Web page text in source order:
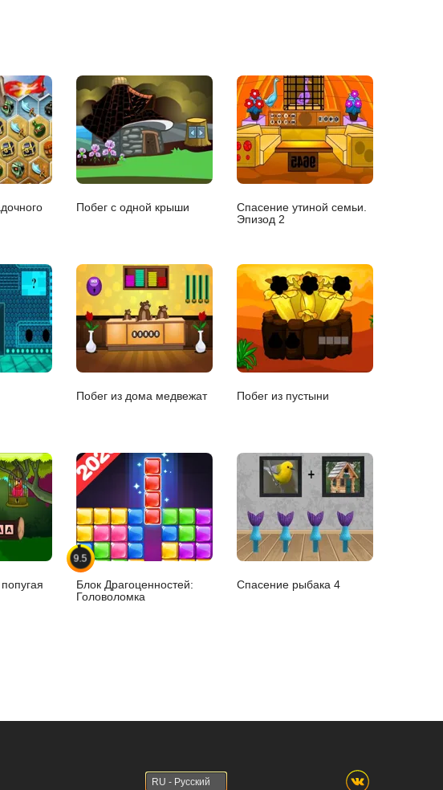
Побег с одной крыши
Спасение утиной семьи.
Эпизод 2
Побег из дома медвежат Побег из пустыни
9.5
Блок Драгоценностей:
Головоломка
Спасение рыбака 4
RU - Русский